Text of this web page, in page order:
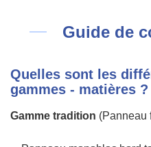
Guide de
Quelles sont les
gammes - matières ?
Gamme tradition (Panneau